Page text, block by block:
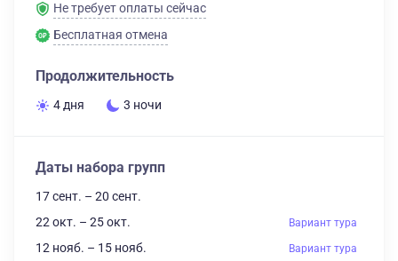
Не требует оплаты сейчас
Бесплатная отмена
Продолжительность
4 дня 3 ночи
Даты набора групп
17 сент. – 20 сент.
22 окт. – 25 окт.
Вариант тура
12 нояб. – 15 нояб. Вариант тура